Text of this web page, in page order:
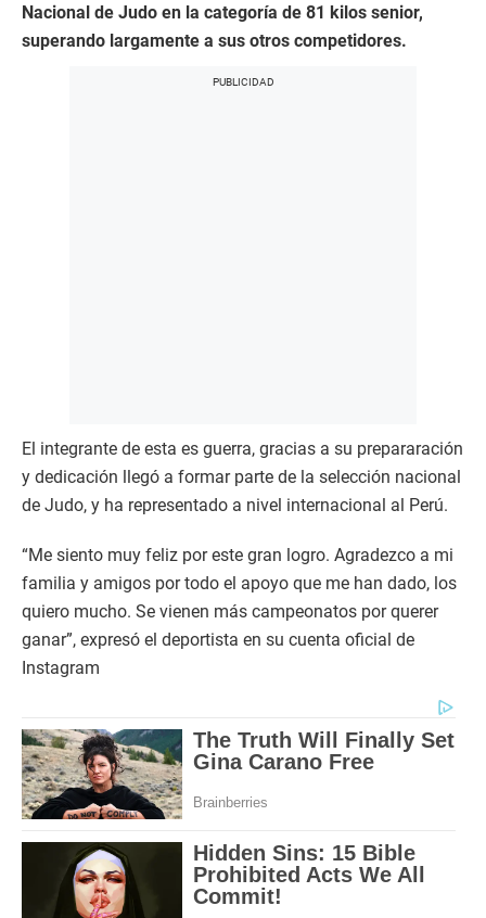
Nacional de Judo en la categoría de 81 kilos senior,
superando largamente a sus otros competidores.
El integrante de esta es guerra, gracias a su prepararación
y dedicación llegó a formar parte de la selección nacional
de Judo, y ha representado a nivel internacional al Perú.
“Me siento muy feliz por este gran logro. Agradezco a mi
familia y amigos por todo el apoyo que me han dado, los
quiero mucho. Se vienen más campeonatos por querer
ganar”, expresó el deportista en su cuenta oficial de
Instagram